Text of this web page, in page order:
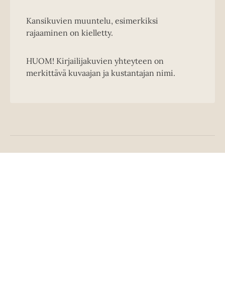
Kansikuvien muuntelu, esimerkiksi
rajaaminen on kielletty.
HUOM! Kirjailijakuvien yhteyteen on
merkittävä kuvaajan ja kustantajan nimi.